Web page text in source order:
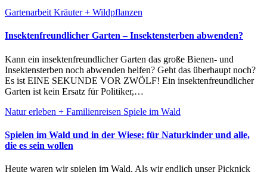
Gartenarbeit Kräuter + Wildpflanzen
Insektenfreundlicher Garten – Insektensterben abwenden?
Kann ein insektenfreundlicher Garten das große Bienen- und
Insektensterben noch abwenden helfen? Geht das überhaupt noch?
Es ist EINE SEKUNDE VOR ZWÖLF! Ein insektenfreundlicher
Garten ist kein Ersatz für Politiker,…
Natur erleben + Familienreisen Spiele im Wald
Spielen im Wald und in der Wiese: für Naturkinder und alle,
die es sein wollen
Heute waren wir spielen im Wald. Als wir endlich unser Picknick